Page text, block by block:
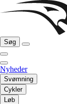
Søg
Nyheder
Svømning
Cykler
Løb